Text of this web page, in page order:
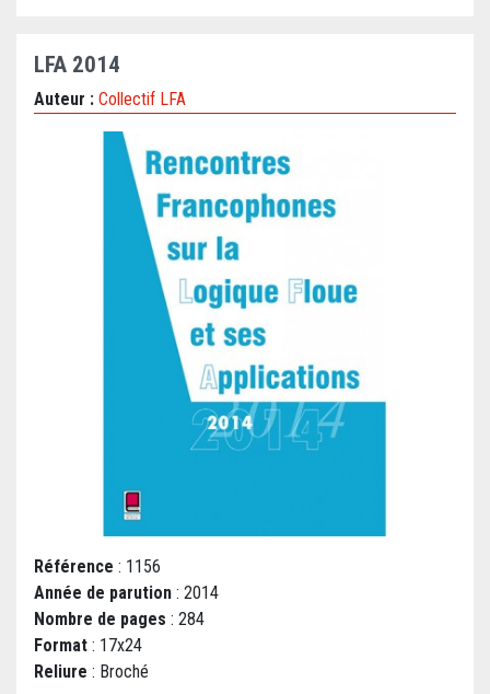
LFA 2014
Auteur : Collectif LFA
Référence : 1156
Année de parution : 2014
Nombre de pages : 284
Format : 17x24
Reliure : Broché